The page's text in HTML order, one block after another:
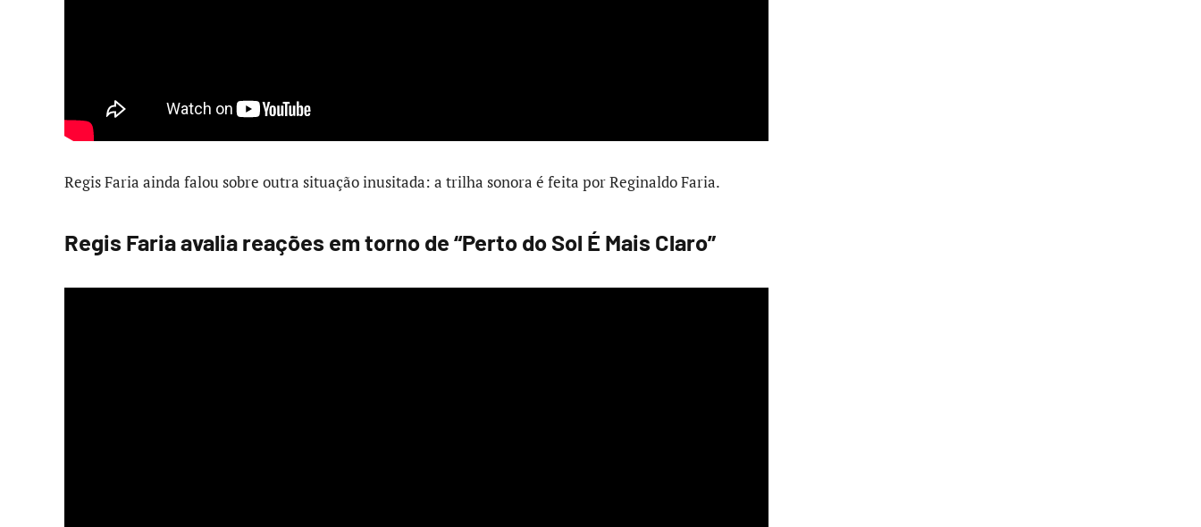
Regis Faria ainda falou sobre outra situação inusitada: a trilha sonora é feita por Reginaldo Faria.
Regis Faria avalia reações em torno de “Perto do Sol É Mais Claro”